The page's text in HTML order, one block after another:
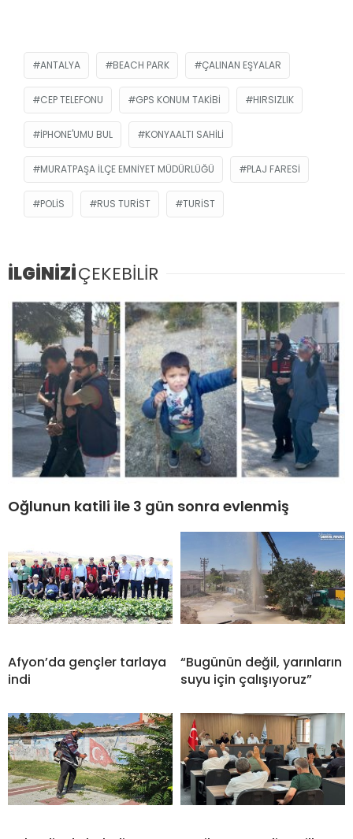
ANTALYA BEACH PARK ÇALINAN EŞYALAR
CEP TELEFONU GPS KONUM TAKIBI HIRSIZLIK
IPHONE'UMU BUL KONYAALTI SAHILI
MURATPAŞA İLÇE EMNIYET MÜDÜRLÜĞÜ PLAJ FARESI
POLIS RUS TURIST TURIST
İLGİNİZİÇEKEBİLİR
Oğlunun katili ile 3 gün sonra evlenmiş
Afyon’da gençler tarlaya
indi
“Bugünün değil, yarınların
suyu için çalışıyoruz”